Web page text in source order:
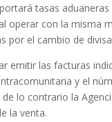
tasas aduaneras
operar con la misma
por el cambio de
emitir las facturas
y el
lo contrario la
la venta.